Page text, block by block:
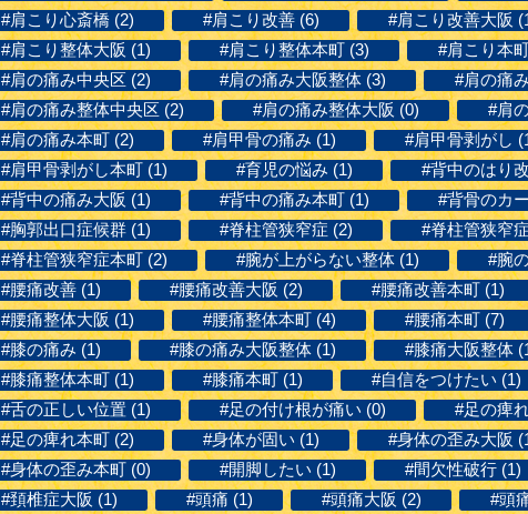
#肩こり心斎橋 (2)
#肩こり改善 (6) #肩こり改善大阪
#肩こり整体大阪 (1)
#肩こり整体本町 (3) #肩こり本
#肩の痛み中央区 (2)
#肩の痛み大阪整体 (3)
#肩の痛
#肩の痛み整体中央区 (2)
#肩の痛み整体大阪 (0)
#肩
#肩の痛み本町 (2)
#肩甲骨の痛み (1) #肩甲骨剥がし
#肩甲骨剥がし本町 (1)
#育児の悩み (1) #背中のはり
#背中の痛み大阪 (1)
#背中の痛み本町 (1) #背骨のカ
#胸郭出口症候群 (1)
#脊柱管狭窄症 (2)
#脊柱管狭窄
#脊柱管狭窄症本町 (2)
#腕が上がらない整体 (1) #腕
#腰痛改善 (1)
#腰痛改善大阪 (2) #腰痛改善本町 (1)
#腰痛整体大阪 (1)
#腰痛整体本町 (4) #腰痛本町 (7)
#膝の痛み (1)
#膝の痛み大阪整体 (1) #膝痛大阪整体
#膝痛整体本町 (1)
#膝痛本町 (1) #自信をつけたい (1)
#舌の正しい位置 (1)
#足の付け根が痛い (0) #足の痺
#足の痺れ本町 (2)
#身体が固い (1) #身体の歪み大阪
#身体の歪み本町 (0)
#開脚したい (1) #間欠性破行 (1)
#頚椎症大阪 (1)
#頭痛 (1) #頭痛大阪 (2) #頭